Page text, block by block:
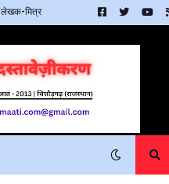
लेखक-मित्र